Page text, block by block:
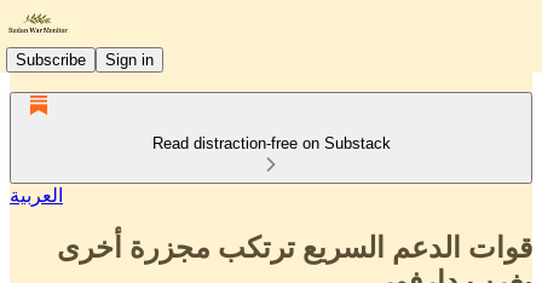
Subscribe Sign in
Read distraction-free on Substack
العربية
قوات الدعم السريع ترتكب مجزرة أخرى